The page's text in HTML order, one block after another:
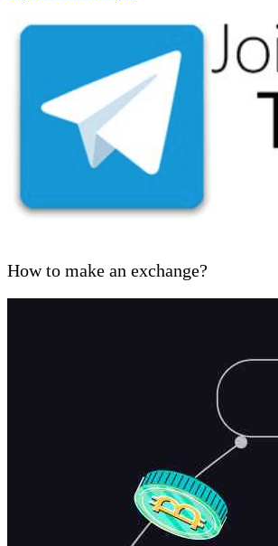
How to make an exchange?